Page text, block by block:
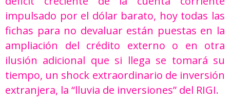
impulsado por el dólar barato, hoy todas las
fichas para no devaluar están puestas en la
ampliación del crédito externo o en otra
ilusión adicional que si llega se tomará su
tiempo, un shock extraordinario de inversión
extranjera, la “lluvia de inversiones” del RIGI.